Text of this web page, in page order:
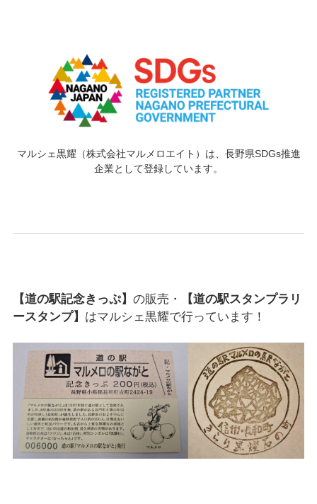
マルシェ黒耀（株式会社マルメロエイト）は、長野県SDGs推進
企業として登録しています。
【道の駅記念きっぷ】 の販売・
【道の駅スタンプラリ
ースタンプ】 はマルシェ黒耀で行っています！